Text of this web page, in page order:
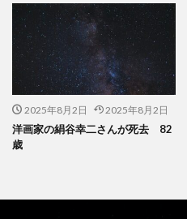
2025年8月2日 2025年8月2日
洋画家の絹谷幸二さんが死去 82
歳